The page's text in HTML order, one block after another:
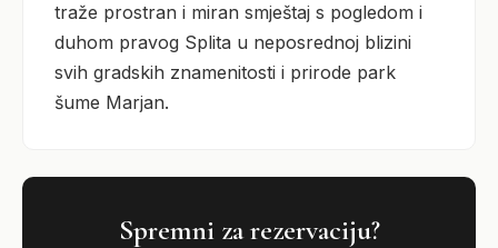
traže prostran i miran smještaj s pogledom i
duhom pravog Splita u neposrednoj blizini
svih gradskih znamenitosti i prirode park
šume Marjan.
Spremni za rezervaciju?